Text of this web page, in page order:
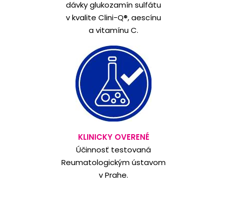
dávky glukozamín sulfátu
v kvalite Clini-Q®, aescínu
a vitamínu C.
KLINICKY OVERENÉ
Účinnosť testovaná
Reumatologickým ústavom
v Prahe.